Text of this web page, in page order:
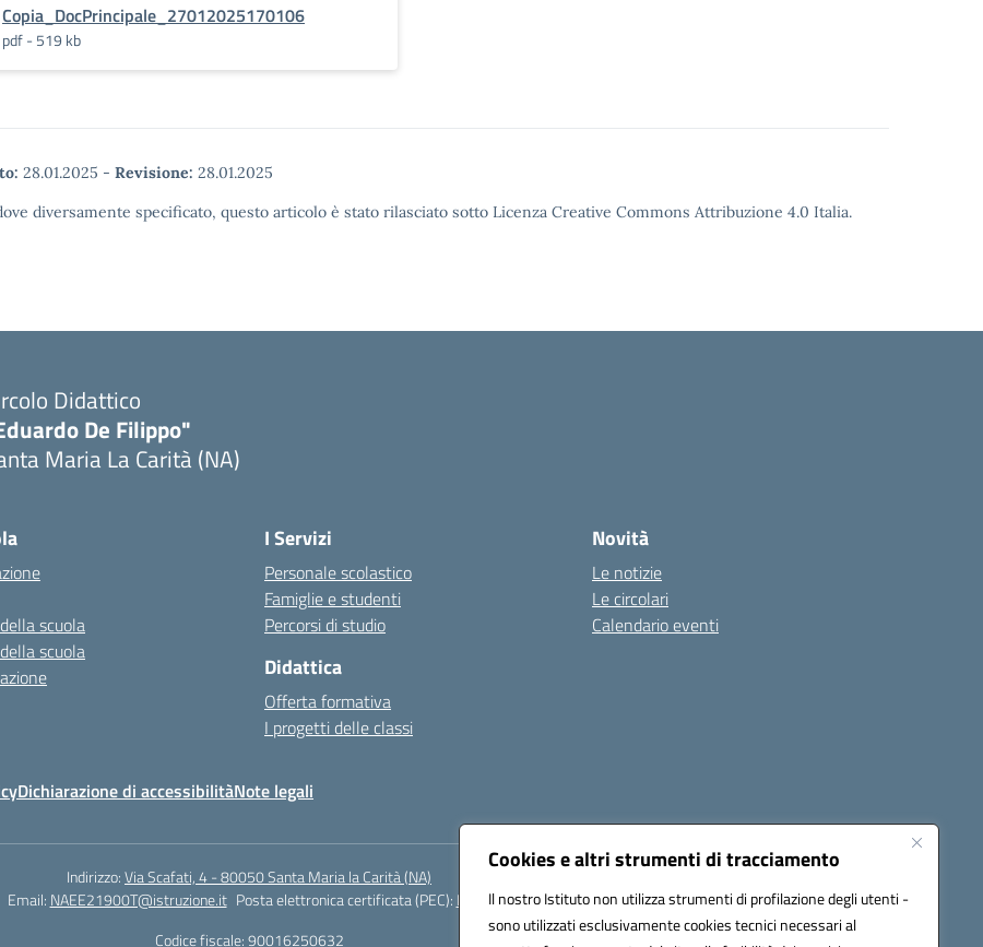
Cookies e altri strumenti di tracciamento
Il nostro Istituto non utilizza strumenti di profilazione degli utenti -
sono utilizzati esclusivamente cookies tecnici necessari al
Copia_DocPrincipale_27012025170106
pdf - 519 kb
28.01.2025 - Revisione: 28.01.2025
diversamente specificato, questo articolo è stato rilasciato sotto Licenza Creative Commons Attribuzione 4.0 Italia.
Didattico
De Filippo"
Maria La Carità (NA)
scuola
scuola
I Servizi
Personale scolastico
Famiglie e studenti
Percorsi di studio
Didattica
Offerta formativa
I progetti delle classi
Novità
Le notizie
Le circolari
Calendario eventi
Dichiarazione di accessibilitàNote legali
Indirizzo:Via Scafati, 4 - 80050 Santa Maria la Carità (NA)
Email: NAEE21900T@istruzione.it Posta elettronica certificata (PEC): NAEE21900T@pec.istruzione.it
Codice fiscale: 90016250632